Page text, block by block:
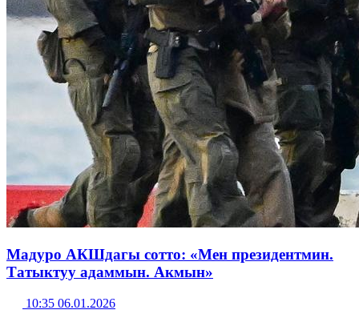
Мадуро АКШдагы сотто: «Мен президентмин.
Татыктуу адаммын. Акмын»
10:35 06.01.2026